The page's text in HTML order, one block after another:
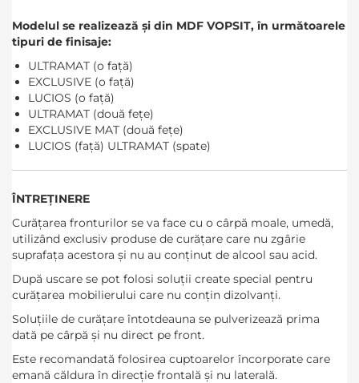
Modelul se realizează și din MDF VOPSIT, în următoarele
tipuri de finisaje:
ULTRAMAT (o față)
EXCLUSIVE (o față)
LUCIOS (o față)
ULTRAMAT (două fețe)
EXCLUSIVE MAT (două fețe)
LUCIOS (față) ULTRAMAT (spate)
ÎNTREȚINERE
Curățarea fronturilor se va face cu o cârpă moale, umedă,
utilizând exclusiv produse de curățare care nu zgârie
suprafața acestora și nu au conținut de alcool sau acid.
După uscare se pot folosi soluții create special pentru
curățarea mobilierului care nu conțin dizolvanți.
Soluțiile de curățare întotdeauna se pulverizează prima
dată pe cârpă și nu direct pe front.
Este recomandată folosirea cuptoarelor încorporate care
emană căldura în direcție frontală și nu laterală.